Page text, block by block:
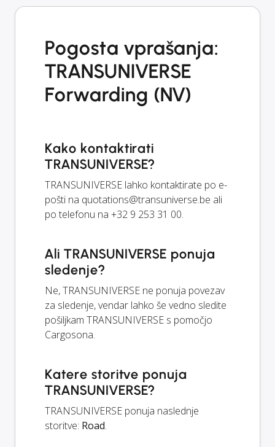
Pogosta vprašanja:
TRANSUNIVERSE
Forwarding (NV)
Kako kontaktirati
TRANSUNIVERSE?
TRANSUNIVERSE lahko kontaktirate po e-
pošti na quotations@transuniverse.be ali
po telefonu na +32 9 253 31 00.
Ali TRANSUNIVERSE ponuja
sledenje?
Ne, TRANSUNIVERSE ne ponuja povezav
za sledenje, vendar lahko še vedno sledite
pošiljkam TRANSUNIVERSE s pomočjo
Cargosona.
Katere storitve ponuja
TRANSUNIVERSE?
TRANSUNIVERSE ponuja naslednje
storitve: Road.